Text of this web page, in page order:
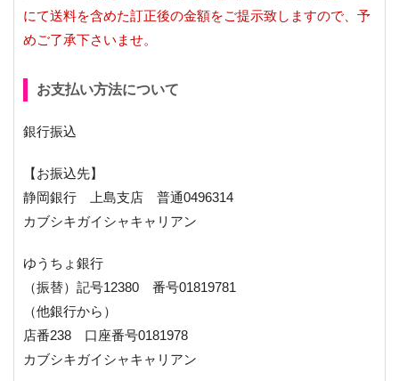
にて送料を含めた訂正後の金額をご提示致しますので、予
めご了承下さいませ。
お支払い方法について
銀行振込
【お振込先】
静岡銀行 上島支店 普通0496314
カブシキガイシャキャリアン
ゆうちょ銀行
（振替）記号12380 番号01819781
（他銀行から）
店番238 口座番号0181978
カブシキガイシャキャリアン